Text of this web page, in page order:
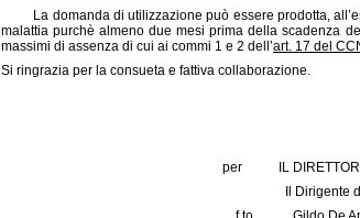
La domanda di utilizzazione può essere prodotta,
malattia purchè almeno due mesi prima della scadenza
massimi di assenza di cui ai commi 1 e 2 dell’art. 17 del
Si ringrazia per la consueta e fattiva collaborazione.
per IL DIRETTORE
Il Dirigente